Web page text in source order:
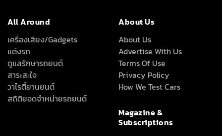
All Around
เครื่องเสียง/Gadgets
แต่งรถ
ดูแลรักษารถยนต์
สาระสะใจ
วาไรตี้ยานยนต์
สถิติยอดจำหน่ายรถยนต์
About Us
About Us
Advertise With Us
Terms Of Use
Privacy Policy
How We Test Cars
Magazine &
Subscriptions